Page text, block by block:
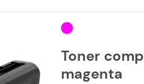
Toner
magenta